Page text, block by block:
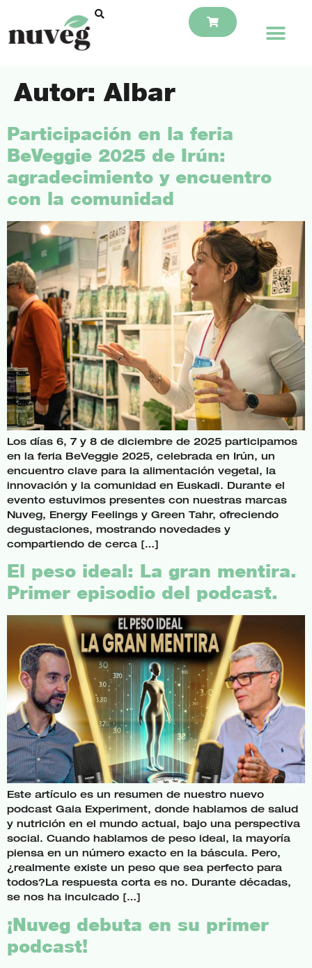
Autor:Albar
Participación en la feria
BeVeggie 2025 de Irún:
agradecimiento y encuentro
con la comunidad
Los días 6, 7 y 8 de diciembre de 2025 participamos
en la feria BeVeggie 2025, celebrada en Irún, un
encuentro clave para la alimentación vegetal, la
innovación y la comunidad en Euskadi. Durante el
evento estuvimos presentes con nuestras marcas
Nuveg, Energy Feelings y Green Tahr, ofreciendo
degustaciones, mostrando novedades y
compartiendo de cerca […]
El peso ideal: La gran mentira.
Primer episodio del podcast.
Este artículo es un resumen de nuestro nuevo
podcast Gaia Experiment, donde hablamos de salud
y nutrición en el mundo actual, bajo una perspectiva
social. Cuando hablamos de peso ideal, la mayoría
piensa en un número exacto en la báscula. Pero,
¿realmente existe un peso que sea perfecto para
todos?La respuesta corta es no. Durante décadas,
se nos ha inculcado […]
¡Nuveg debuta en su primer
podcast!